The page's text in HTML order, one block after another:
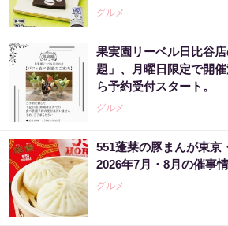
グルメ
果実園リーベル日比谷
題」、月曜日限定で開
ら予約受付スタート。
グルメ
551蓬莱の豚まんが東京
2026年7月・8月の催事
グルメ